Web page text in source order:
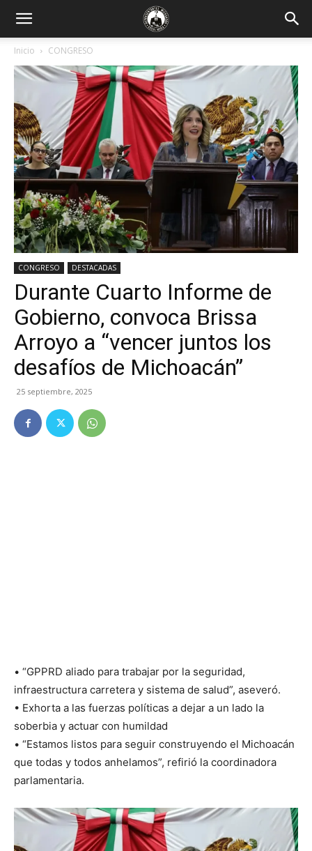
Inicio CONGRESO
CONGRESO DESTACADAS
Durante Cuarto Informe de
Gobierno, convoca Brissa
Arroyo a “vencer juntos los
desafíos de Michoacán”
25 septiembre, 2025
• “GPPRD aliado para trabajar por la seguridad,
infraestructura carretera y sistema de salud”, aseveró.
• Exhorta a las fuerzas políticas a dejar a un lado la
soberbia y actuar con humildad
• “Estamos listos para seguir construyendo el Michoacán
que todas y todos anhelamos”, refirió la coordinadora
parlamentaria.